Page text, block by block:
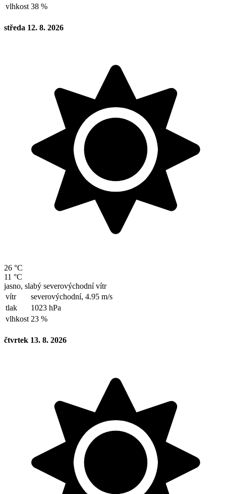
vlhkost 38 %
středa 12. 8. 2026
26 °C
11 °C
jasno, slabý severovýchodní vítr
vítr
severovýchodní, 4.95 m/s
tlak
1023 hPa
vlhkost 23 %
čtvrtek 13. 8. 2026